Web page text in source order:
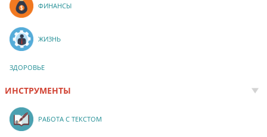
ФИНАНСЫ
ЖИЗНЬ
ЗДОРОВЬЕ
ИНСТРУМЕНТЫ
РАБОТА С ТЕКСТОМ